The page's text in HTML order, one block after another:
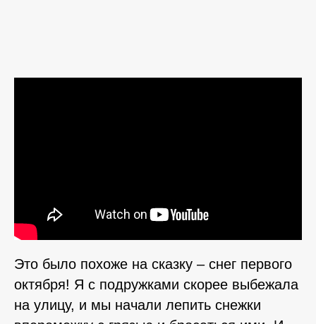
Это было похоже на сказку – снег первого
октября! Я с подружками скорее выбежала
на улицу, и мы начали лепить снежки